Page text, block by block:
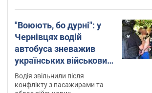
"Воюють, бо дурні": у
Чернівцях водій
автобуса зневажив
українських військових
і поплатився. Відео
Водія звільнили після
конфлікту з пасажирами та